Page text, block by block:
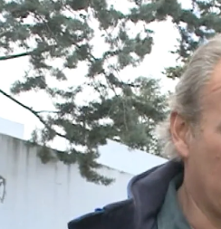
Más tarde, las
Gabriela Guillén que
destinado para su
desaprovechaba la
sobre su papel como
"Es el padre de mi
palabras hacia él...
cada uno es como